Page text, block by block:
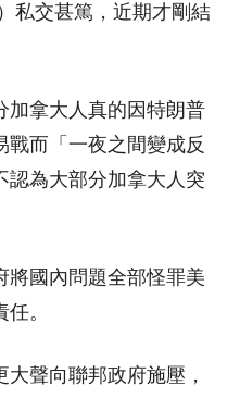
私交甚篤，近期才剛結
加拿大人真的因特朗普
而「一夜之間變成反
認為大部分加拿大人突
將國內問題全部怪罪美
。
聲向聯邦政府施壓，